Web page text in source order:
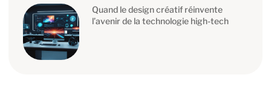
Quand le design créatif réinvente
l’avenir de la technologie high-tech